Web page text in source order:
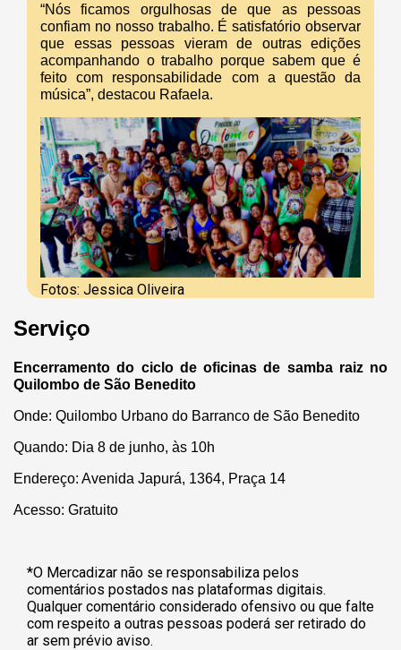
“Nós ficamos orgulhosas de que as pessoas
confiam no nosso trabalho. É satisfatório observar
que essas pessoas vieram de outras edições
acompanhando o trabalho porque sabem que é
feito com responsabilidade com a questão da
música”, destacou Rafaela.
Fotos: Jessica Oliveira
Serviço
Encerramento do ciclo de oficinas de samba raiz no
Quilombo de São Benedito
Onde: Quilombo Urbano do Barranco de São Benedito
Quando: Dia 8 de junho, às 10h
Endereço: Avenida Japurá, 1364, Praça 14
Acesso: Gratuito
*O Mercadizar não se responsabiliza pelos
comentários postados nas plataformas digitais.
Qualquer comentário considerado ofensivo ou que falte
com respeito a outras pessoas poderá ser retirado do
ar sem prévio aviso.